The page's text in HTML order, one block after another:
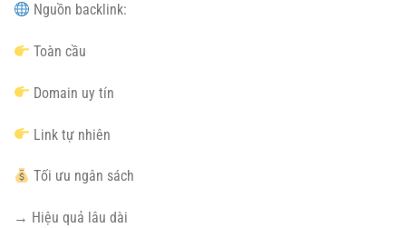
Nguồn backlink:
Toàn cầu
Domain uy tín
Link tự nhiên
Tối ưu ngân sách
→ Hiệu quả lâu dài